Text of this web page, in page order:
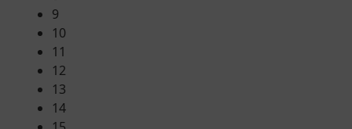
9
10
11
12
13
14